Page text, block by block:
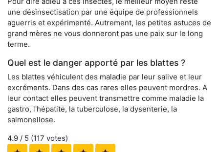
une désinsectisation par une équipe de professionnels
aguerris et expérimenté. Autrement, les petites astuces de
grand mères ne vous donneront pas une paix sur le long
terme.
Quel est le danger apporté par les blattes ?
Les blattes véhiculent des maladie par leur salive et leur
excréments. Dans des cas rares elles peuvent mordres. A
leur contact elles peuvent transmettre comme maladie la
gastro, l'hépatite, la tuberculose, la dysenterie, la
salmonellose.
4.9 / 5 (117 votes)